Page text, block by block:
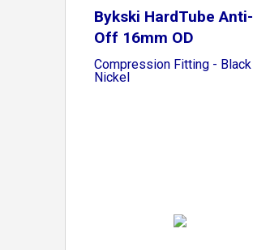
Bykski HardTube Anti-
Off 16mm OD
Compression Fitting - Black
Nickel